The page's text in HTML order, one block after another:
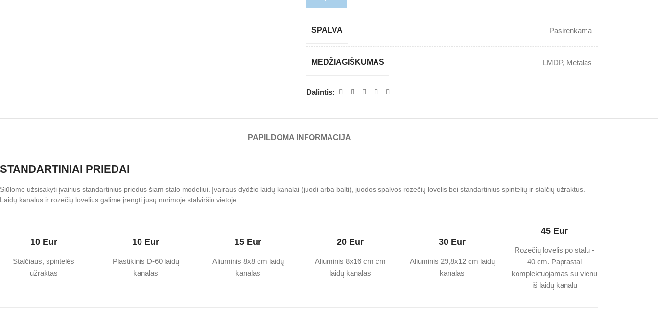
SPALVA Pasirenkama
MEDŽIAGIŠKUMAS LMDP, Metalas
Dalintis:
PAPILDOMA INFORMACIJA
STANDARTINIAI PRIEDAI
Siūlome užsisakyti įvairius standartinius priedus šiam stalo modeliui. Įvairaus dydžio laidų kanalai (juodi arba balti), juodos spalvos rozečių lovelis bei standartinius spintelių ir stalčių užraktus.
Laidų kanalus ir rozečių lovelius galime įrengti jūsų norimoje stalviršio vietoje.
10 Eur
Stalčiaus, spintelės
užraktas
10 Eur
Plastikinis D-60 laidų
kanalas
15 Eur
Aliuminis 8x8 cm laidų
kanalas
20 Eur
Aliuminis 8x16 cm cm
laidų kanalas
30 Eur
Aliuminis 29,8x12 cm laidų
kanalas
45 Eur
Rozečių lovelis po stalu -
40 cm. Paprastai
komplektuojamas su vienu
iš laidų kanalu